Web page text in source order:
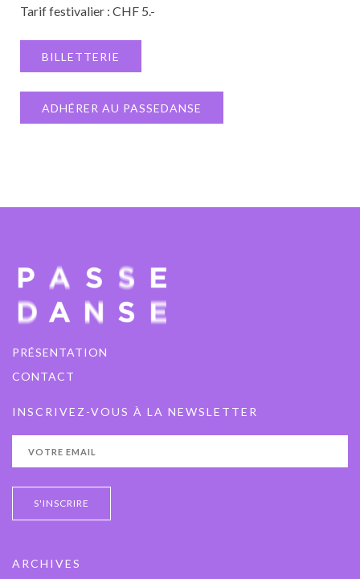
Tarif festivalier : CHF 5.-
BILLETTERIE
ADHÉRER AU PASSEDANSE
PRÉSENTATION
CONTACT
INSCRIVEZ-VOUS À LA NEWSLETTER
ARCHIVES